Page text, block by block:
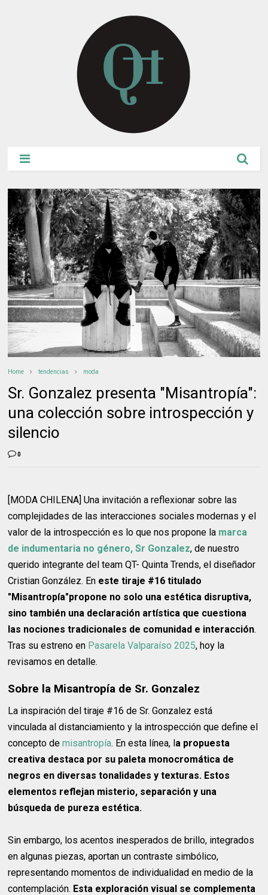
Home tendencias moda
Sr. Gonzalez presenta "Misantropía":
una colección sobre introspección y
silencio
0
[MODA CHILENA] Una invitación a reflexionar sobre las
complejidades de las interacciones sociales modernas y el
valor de la introspección es lo que nos propone la marca
de indumentaria no género, Sr Gonzalez, de nuestro
querido integrante del team QT- Quinta Trends, el diseñador
Cristian González. En este tiraje #16 titulado
"Misantropía"propone no solo una estética disruptiva,
sino también una declaración artística que cuestiona
las nociones tradicionales de comunidad e interacción.
Tras su estreno en Pasarela Valparaíso 2025, hoy la
revisamos en detalle.
Sobre la Misantropía de Sr. Gonzalez
La inspiración del tiraje #16 de Sr. Gonzalez está
vinculada al distanciamiento y la introspección que define el
concepto demisantropía. En esta línea, la propuesta
creativa destaca por su paleta monocromática de
negros en diversas tonalidades y texturas. Estos
elementos reflejan misterio, separación y una
búsqueda de pureza estética.
Sin embargo, los acentos inesperados de brillo, integrados
en algunas piezas, aportan un contraste simbólico,
representando momentos de individualidad en medio de la
contemplación. Esta exploración visual se complementa